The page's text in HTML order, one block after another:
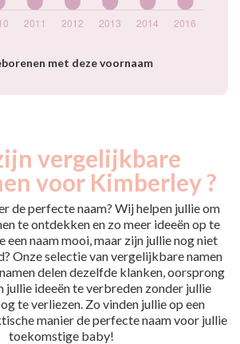
met deze voornaam
vergelijkbare
voor Kimberley ?
de perfecte naam? Wij helpen jullie om
te ontdekken en zo meer ideeën op te
een naam mooi, maar zijn jullie nog niet
Onze selectie van vergelijkbare namen
delen dezelfde klanken, oorsprong
jullie ideeën te verbreden zonder jullie
te verliezen. Zo vinden jullie op een
manier de perfecte naam voor jullie
toekomstige baby!